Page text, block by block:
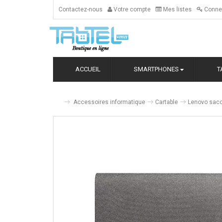
Contactez-nous Votre compte Mes listes
ACCUEIL SMARTPHONES
Accessoires informatique Cartable Lenovo